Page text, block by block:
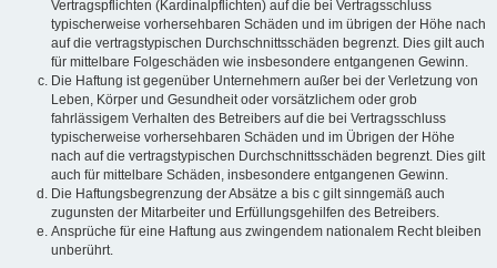
Vertragspflichten (Kardinalpflichten) auf die bei Vertragsschluss
typischerweise vorhersehbaren Schäden und im übrigen der Höhe nach
auf die vertragstypischen Durchschnittsschäden begrenzt. Dies gilt auch
für mittelbare Folgeschäden wie insbesondere entgangenen Gewinn.
Die Haftung ist gegenüber Unternehmern außer bei der Verletzung von
Leben, Körper und Gesundheit oder vorsätzlichem oder grob
fahrlässigem Verhalten des Betreibers auf die bei Vertragsschluss
typischerweise vorhersehbaren Schäden und im Übrigen der Höhe
nach auf die vertragstypischen Durchschnittsschäden begrenzt. Dies gilt
auch für mittelbare Schäden, insbesondere entgangenen Gewinn.
Die Haftungsbegrenzung der Absätze a bis c gilt sinngemäß auch
zugunsten der Mitarbeiter und Erfüllungsgehilfen des Betreibers.
Ansprüche für eine Haftung aus zwingendem nationalem Recht bleiben
unberührt.